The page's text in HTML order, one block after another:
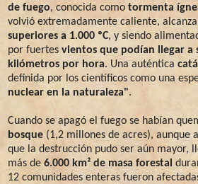
de fuego, conocida como tormenta
volvió extremadamente caliente,
superiores a 1.000 ºC, y siendo
por fuertes vientos que podían llegar a
kilómetros por hora. Una auténtica
definida por los científicos como una
nuclear en la naturaleza".
Cuando se apagó el fuego se habían
bosque (1,2 millones de acres), aunque
que la destrucción pudo ser aún mayor,
más de6.000 km² de masa forestal
12 comunidades enteras fueron